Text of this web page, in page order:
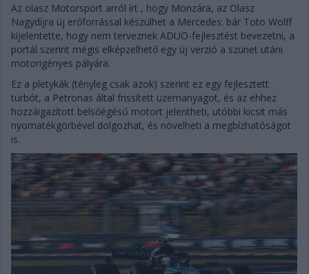
Az olasz Motorsport arról írt , hogy Monzára, az Olasz
Nagydíjra új erőforrással készülhet a Mercedes: bár Toto Wolff
kijelentette, hogy nem terveznek ADUO-fejlesztést bevezetni, a
portál szerint mégis elképzelhető egy új verzió a szünet utáni
motorigényes pályára.
Ez a pletykák (tényleg csak azok) szerint ez egy fejlesztett
turbót, a Petronas által frissített üzemanyagot, és az ehhez
hozzáigazított belsőégésű motort jelentheti, utóbbi kicsit más
nyomatékgörbével dolgozhat, és növelheti a megbízhatóságot
is.